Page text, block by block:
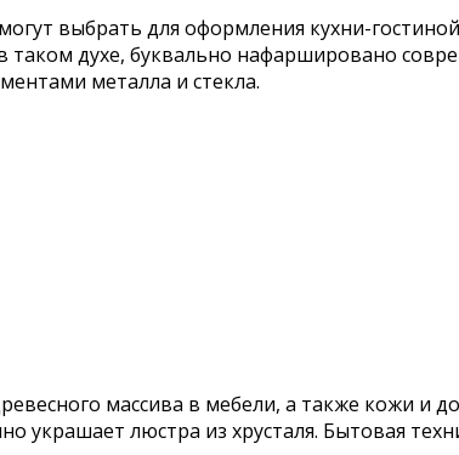
выбрать для оформления кухни-
духе, буквально нафаршировано
металла и стекла.
массива в мебели, а также кожи
украшает люстра из хрусталя. Бытовая